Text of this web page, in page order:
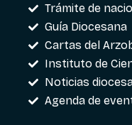
Trámite de
Guía Diocesana
Cartas del
Instituto de
Noticias
Agenda de